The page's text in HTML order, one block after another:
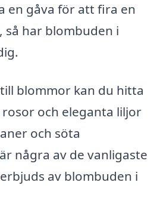
en gåva för att fira en
så har blombuden i
blommor kan du hitta
och eleganta liljor
och söta
några av de vanligaste
av blombuden i